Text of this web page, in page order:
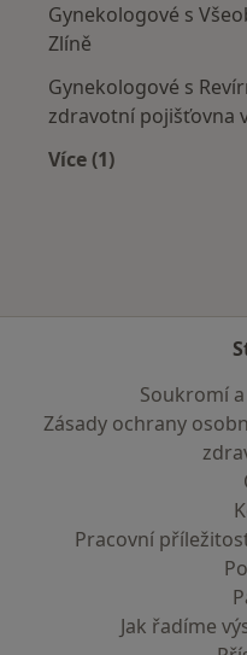
Gynekologové s
Zlíně
Gynekologové s
zdravotní pojišťovna
Více (1)
Soukromí
Zásady ochrany
Pracovní
Jak řadíme